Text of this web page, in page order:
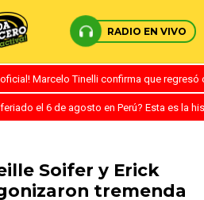
RADIO EN VIVO
oficial! Marcelo Tinelli confirma que
el 6 de agosto en Perú? Esta es la
Soifer y Erick
tremenda